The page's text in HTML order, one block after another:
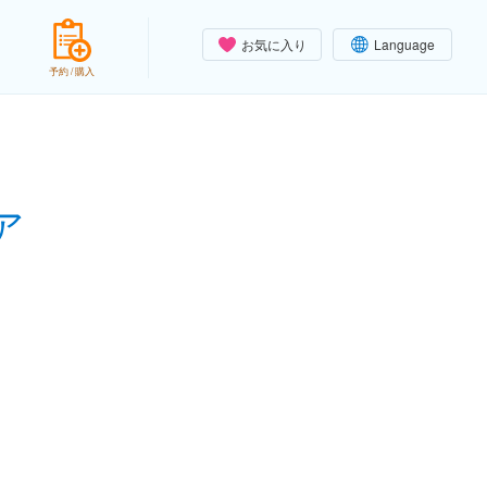
お気に入り Language
予約 / 購入